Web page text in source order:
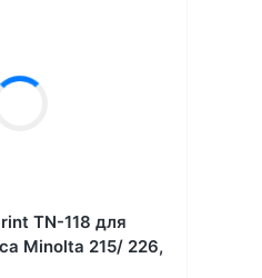
TN-118 для
Minolta 215/ 226,